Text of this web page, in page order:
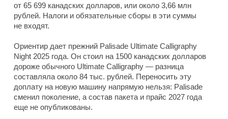
от 65 699 канадских долларов, или около 3,66 млн
рублей. Налоги и обязательные сборы в эти суммы
не входят.
Ориентир дает прежний Palisade Ultimate Calligraphy
Night 2025 года. Он стоил на 1500 канадских долларов
дороже обычного Ultimate Calligraphy — разница
составляла около 84 тыс. рублей. Переносить эту
доплату на новую машину напрямую нельзя: Palisade
сменил поколение, а состав пакета и прайс 2027 года
еще не опубликованы.